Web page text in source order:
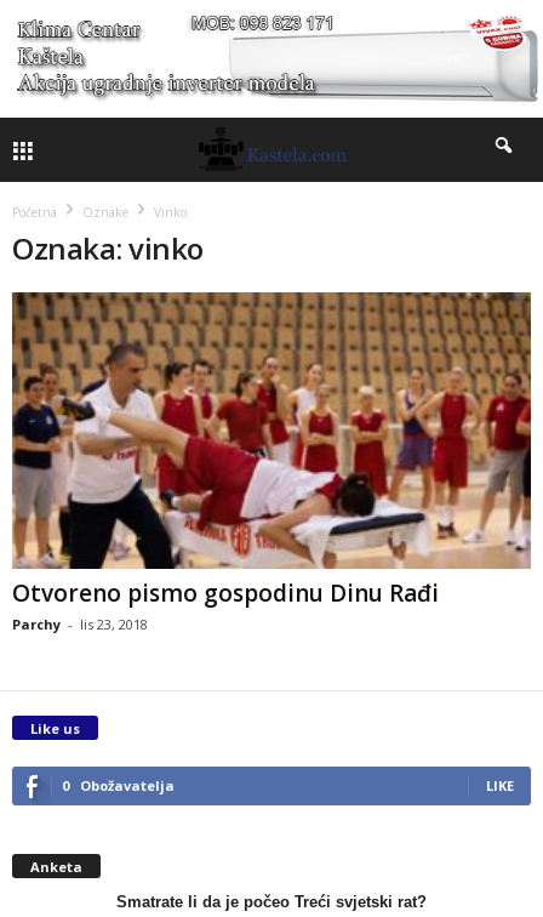
Početna Oznake Vinko
Oznaka: vinko
Otvoreno pismo gospodinu Dinu Rađi
Parchy - lis 23, 2018
Like us
0 Obožavatelja LIKE
Anketa
Smatrate li da je počeo Treći svjetski rat?